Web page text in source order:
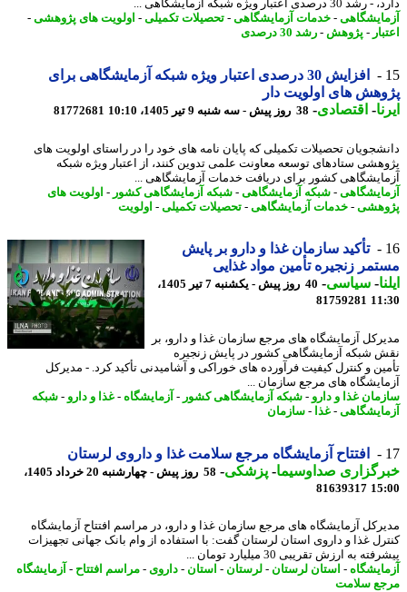
اعتبار ویژه شبکه آزمایشگاهی ...
-خدمات آزمایشگاهی-تحصیلات تکمیلی-اولویت های پژوهشی-
-پژوهش-رشد 30 درصدی
افزایش 30 درصدی اعتبار ویژه شبکه آزمایشگاهی برای
های اولویت دار
-اقتصادی-38 روز پیش - سه شنبه 9 تیر 1405، 10:10 81772681
تحصیلات تکمیلی که پایان نامه های خود را در راستای اولویت های
ستادهای توسعه معاونت علمی تدوین کنند، از اعتبار ویژه شبکه
کشور برای دریافت خدمات آزمایشگاهی ...
-شبکه آزمایشگاهی-شبکه آزمایشگاهی کشور-اولویت های
-خدمات آزمایشگاهی-تحصیلات تکمیلی-اولویت
تأکید سازمان غذا و دارو بر پایش
زنجیره تأمین مواد غذایی
-سیاسی-
40 روز پیش - یکشنبه 7 تیر 1405،
81759281
آزمایشگاه های مرجع سازمان غذا و دارو، بر
شبکه آزمایشگاهی کشور در پایش زنجیره
و کنترل کیفیت فرآورده های خوراکی و آشامیدنی تأکید کرد. - مدیرکل
های مرجع سازمان ...
غذا و دارو - شبکه آزمایشگاهی کشور-آزمایشگاه-غذا و دارو - شبکه
-غذا-سازمان
افتتاح آزمایشگاه مرجع سلامت غذا و داروی لرستان
صداوسیما-پزشکی-
58 روز پیش - چهارشنبه 20 خرداد 1405،
81639317
آزمایشگاه های مرجع سازمان غذا و دارو، در مراسم افتتاح آزمایشگاه
غذا و داروی استان لرستان گفت: با استفاده از وام بانک جهانی تجهیزات
به ارزش تقریبی 30 میلیارد تومان ...
-استان لرستان-لرستان-استان-داروی -مراسم افتتاح-آزمایشگاه
سلامت